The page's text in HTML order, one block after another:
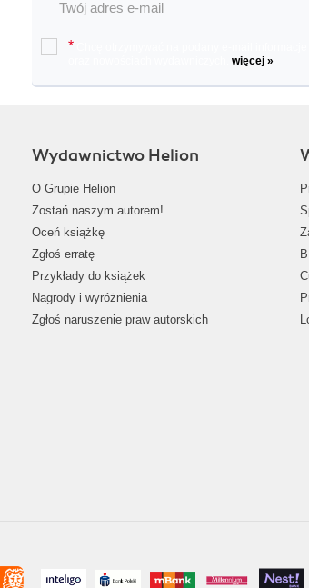
*
więcej »
Wydawnictwo Helion
O Grupie Helion
Zostań naszym autorem!
Oceń książkę
Zgłoś erratę
Przykłady do książek
Nagrody i wyróżnienia
Zgłoś naruszenie praw autorskich